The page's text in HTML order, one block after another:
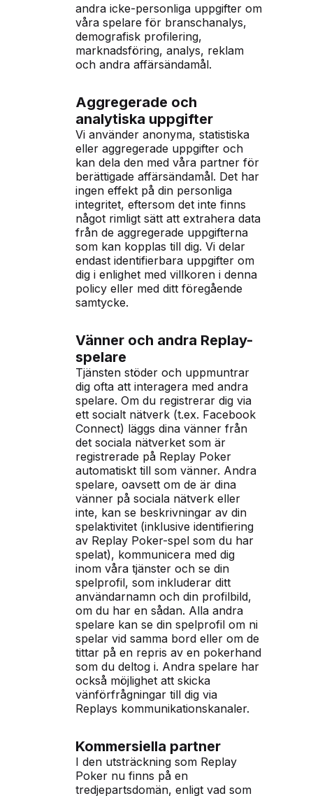
andra icke-personliga uppgifter om
våra spelare för branschanalys,
demografisk profilering,
marknadsföring, analys, reklam
och andra affärsändamål.
Aggregerade och
analytiska uppgifter
Vi använder anonyma, statistiska
eller aggregerade uppgifter och
kan dela den med våra partner för
berättigade affärsändamål. Det har
ingen effekt på din personliga
integritet, eftersom det inte finns
något rimligt sätt att extrahera data
från de aggregerade uppgifterna
som kan kopplas till dig. Vi delar
endast identifierbara uppgifter om
dig i enlighet med villkoren i denna
policy eller med ditt föregående
samtycke.
Vänner och andra Replay-
spelare
Tjänsten stöder och uppmuntrar
dig ofta att interagera med andra
spelare. Om du registrerar dig via
ett socialt nätverk (t.ex. Facebook
Connect) läggs dina vänner från
det sociala nätverket som är
registrerade på Replay Poker
automatiskt till som vänner. Andra
spelare, oavsett om de är dina
vänner på sociala nätverk eller
inte, kan se beskrivningar av din
spelaktivitet (inklusive identifiering
av Replay Poker-spel som du har
spelat), kommunicera med dig
inom våra tjänster och se din
spelprofil, som inkluderar ditt
användarnamn och din profilbild,
om du har en sådan. Alla andra
spelare kan se din spelprofil om ni
spelar vid samma bord eller om de
tittar på en repris av en pokerhand
som du deltog i. Andra spelare har
också möjlighet att skicka
vänförfrågningar till dig via
Replays kommunikationskanaler.
Kommersiella partner
I den utsträckning som Replay
Poker nu finns på en
tredjepartsdomän, enligt vad som